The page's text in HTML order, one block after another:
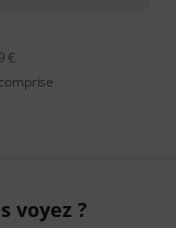
€
voyez ?